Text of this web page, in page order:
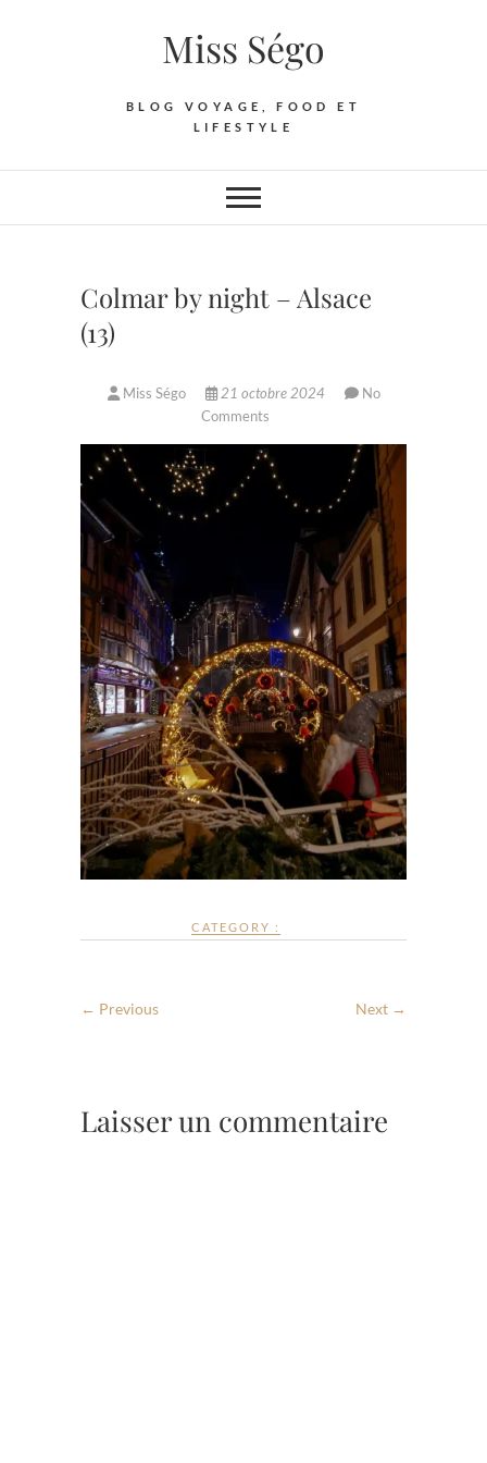
Miss Ségo
BLOG VOYAGE, FOOD ET
LIFESTYLE
Colmar by night – Alsace
(13)
Miss Ségo 21 octobre 2024
No
Comments
CATEGORY :
← Previous Next →
Laisser un commentaire